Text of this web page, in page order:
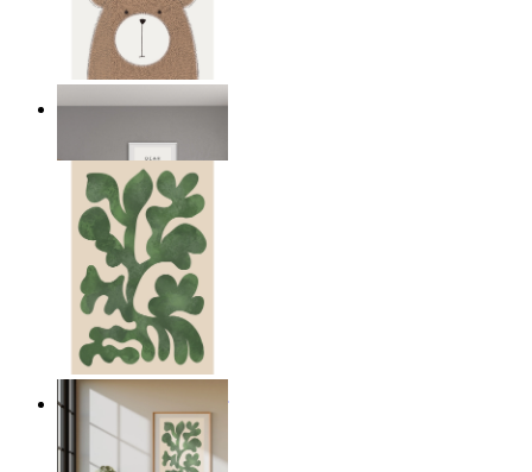
Nordisk björn
149 kr
Nordiska gröna former
Från
149 kr